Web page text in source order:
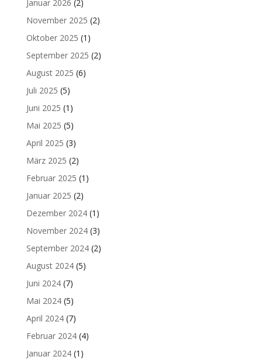
Januar 2026 (2)
November 2025 (2)
Oktober 2025 (1)
September 2025 (2)
August 2025 (6)
Juli 2025 (5)
Juni 2025 (1)
Mai 2025 (5)
April 2025 (3)
März 2025 (2)
Februar 2025 (1)
Januar 2025 (2)
Dezember 2024(1)
November 2024(3)
September 2024(2)
August 2024(5)
Juni 2024(7)
Mai 2024(5)
April 2024(7)
Februar 2024(4)
Januar 2024(1)